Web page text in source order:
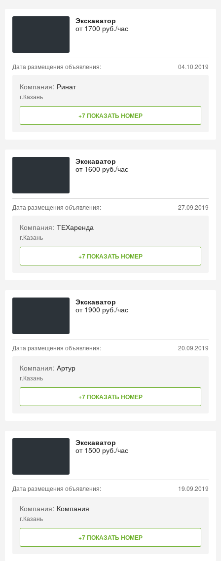
Экскаватор
от 1700 руб./час
Дата размещения объявления: 04.10.2019
Компания: Ринат
г.Казань
+7 ПОКАЗАТЬ НОМЕР
Экскаватор
от 1600 руб./час
Дата размещения объявления: 27.09.2019
Компания: ТЕХаренда
г.Казань
+7 ПОКАЗАТЬ НОМЕР
Экскаватор
от 1900 руб./час
Дата размещения объявления: 20.09.2019
Компания: Артур
г.Казань
+7 ПОКАЗАТЬ НОМЕР
Экскаватор
от 1500 руб./час
Дата размещения объявления: 19.09.2019
Компания: Компания
г.Казань
+7 ПОКАЗАТЬ НОМЕР